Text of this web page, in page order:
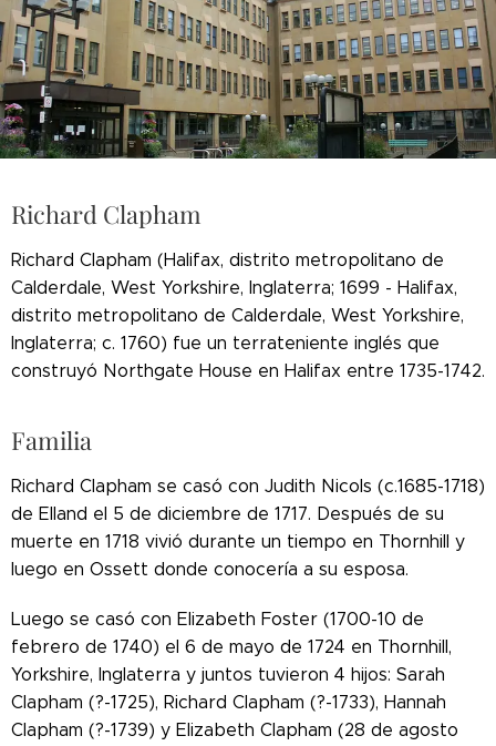
Richard Clapham
Richard Clapham (Halifax, distrito metropolitano de
Calderdale, West Yorkshire, Inglaterra; 1699 - Halifax,
distrito metropolitano de Calderdale, West Yorkshire,
Inglaterra; c. 1760) fue un terrateniente inglés que
construyó Northgate House en Halifax entre 1735-1742.
Familia
Richard Clapham se casó con Judith Nicols (c.1685-1718)
de Elland el 5 de diciembre de 1717. Después de su
muerte en 1718 vivió durante un tiempo en Thornhill y
luego en Ossett donde conocería a su esposa.
Luego se casó con Elizabeth Foster (1700-10 de
febrero de 1740) el 6 de mayo de 1724 en Thornhill,
Yorkshire, Inglaterra y juntos tuvieron 4 hijos: Sarah
Clapham (?-1725), Richard Clapham (?-1733), Hannah
Clapham (?-1739) y Elizabeth Clapham (28 de agosto